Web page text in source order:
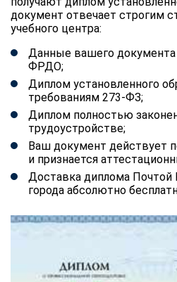
документ отвечает строгим
учебного центра:
Данные вашего
ФРДО;
Диплом установленного
требованиям 273-ФЗ;
Диплом полностью
трудоустройстве;
Ваш документ действует
и признается
Доставка диплома Почтой
города абсолютно